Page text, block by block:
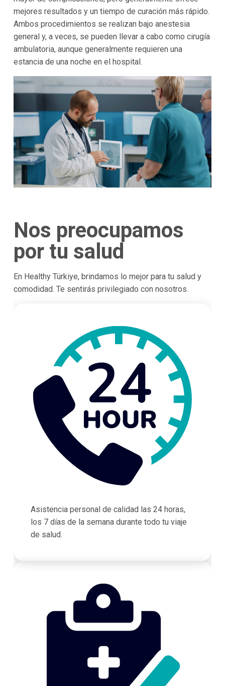
mejores resultados y un tiempo de curación más rápido.
Ambos procedimientos se realizan bajo anestesia
general y, a veces, se pueden llevar a cabo como cirugía
ambulatoria, aunque generalmente requieren una
estancia de una noche en el hospital.
Nos preocupamos
por tu salud
En Healthy Türkiye, brindamos lo mejor para tu salud y
comodidad. Te sentirás privilegiado con nosotros.
Asistencia personal de calidad las 24 horas,
los 7 días de la semana durante todo tu viaje
de salud.